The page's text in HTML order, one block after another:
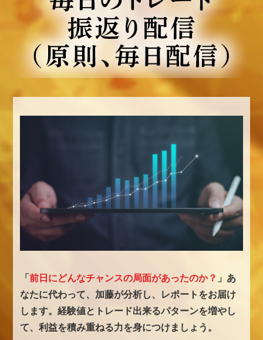
「前日にどんなチャンスの局面があったのか？ 」 あ
なたに代わって、加藤が分析し、レポートをお届け
します。経験値とトレード出来るパターンを増やし
て、利益を積み重ねる力を身につけましょう。